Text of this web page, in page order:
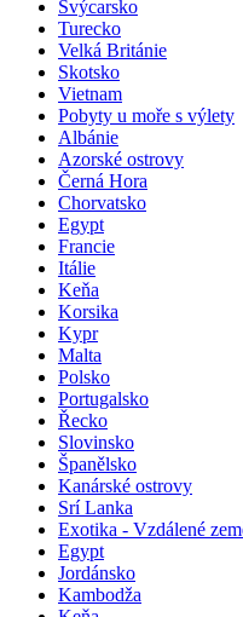
Švýcarsko
Turecko
Velká Británie
Skotsko
Vietnam
Pobyty u moře s výlety
Albánie
Azorské ostrovy
Černá Hora
Chorvatsko
Egypt
Francie
Itálie
Keňa
Korsika
Kypr
Malta
Polsko
Portugalsko
Řecko
Slovinsko
Španělsko
Kanárské ostrovy
Srí Lanka
Exotika - Vzdálené
Egypt
Jordánsko
Kambodža